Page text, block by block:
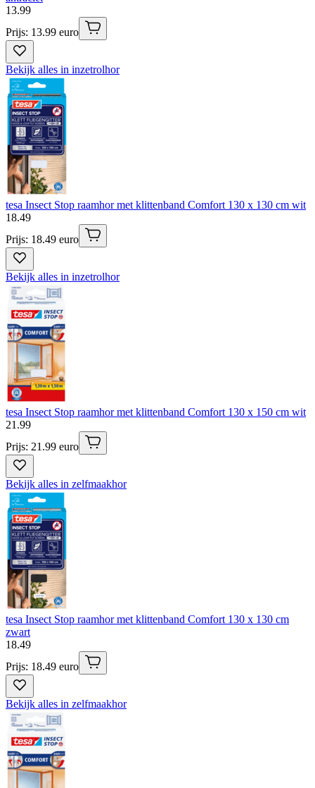
13.99
Prijs: 13.99 euro
Bekijk alles in inzetrolhor
tesa Insect Stop raamhor met klittenband Comfort 130 x 130 cm wit
18.49
Prijs: 18.49 euro
Bekijk alles in inzetrolhor
tesa Insect Stop raamhor met klittenband Comfort 130 x 150 cm wit
21 .99
Prijs: 21.99 euro
Bekijk alles in zelfmaakhor
tesa Insect Stop raamhor met klittenband Comfort 130 x 130 cm
zwart
18.49
Prijs: 18.49 euro
Bekijk alles in zelfmaakhor